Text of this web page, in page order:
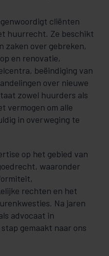
cliënten
huurrecht. Ze beschikt
zaken over gebreken,
en renovatie,
beëindiging van
over nieuwe
zowel huurders als
vermogen om alle
in overweging te
op het gebied van
waaronder
rechten en het
Na jaren
advocaat in
gemaakt naar ons